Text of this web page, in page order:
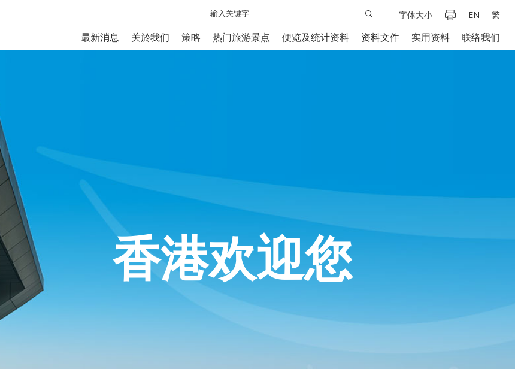
字体大小 EN 繁
最新消息 关於我们 策略 热门旅游景点 便览及统计资料 资料文件 实用资料 联络我们
香港欢迎您